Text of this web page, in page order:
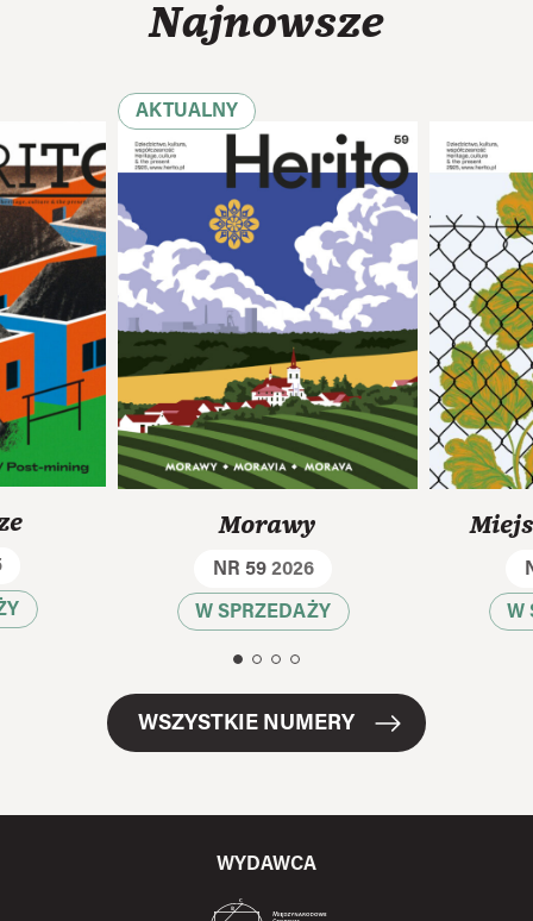
Najnowsze
AKTUALNY
NR 592026
W SPRZEDAŻY
Morawy
W
WSZYSTKIE NUMERY
WYDAWCA